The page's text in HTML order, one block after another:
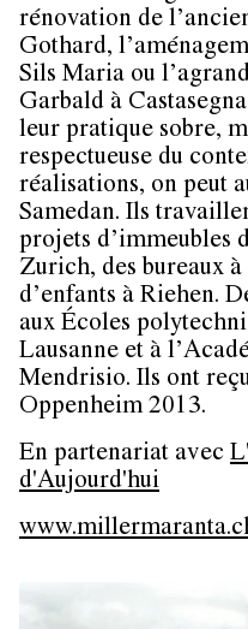
rénovation de
Gothard,
Sils Maria ou
Garbald à
leur pratique sobre,
respectueuse du
réalisations, on peut
Samedan. Ils
projets d’immeubles
Zurich, des bureaux
d’enfants à Riehen.
aux Écoles
Lausanne et à
Mendrisio. Ils ont
Oppenheim 2013.
En partenariat avec
d'Aujourd'hui